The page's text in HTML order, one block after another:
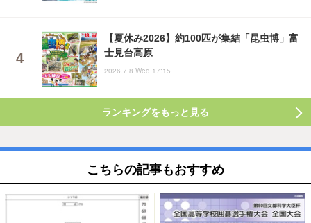
【夏休み2026】約100匹が集結「昆虫博」富
士見台高原
2026.7.8 Wed 17:15
ランキングをもっと見る
こちらの記事もおすすめ